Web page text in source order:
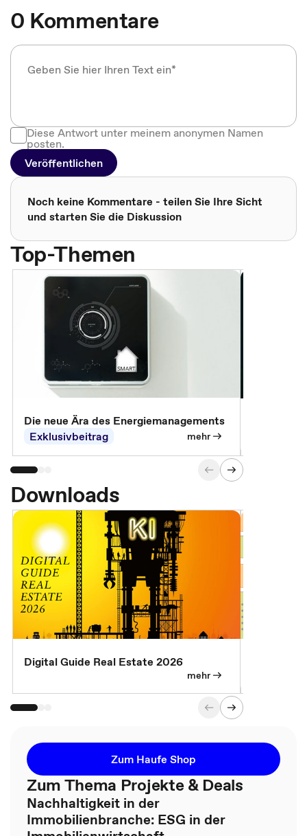
0 Kommentare
Diese Antwort unter meinem anonymen Namen
posten.
Veröffentlichen
Noch keine Kommentare - teilen Sie Ihre Sicht
und starten Sie die Diskussion
Top-Themen
Die neue Ära des Energiemanagements
Exklusivbeitrag
mehr
Downloads
Digital Guide Real Estate 2026
mehr
Zum Haufe Shop
Zum Thema Projekte & Deals
Nachhaltigkeit in der
Immobilienbranche: ESG in der